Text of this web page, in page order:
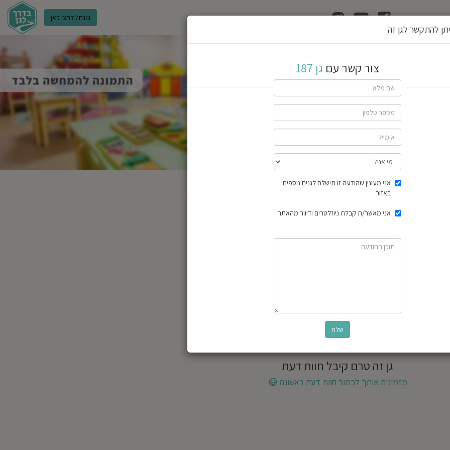
גננת? לחצי כאן
הוצאת רשיון גן
חוות דעת
גן זה טרם קיבל חוות דעת
מזמינים אותך לכתוב חוות דעת ראשונה 😃
להתקשר לגן זה
צור קשר עם גן 187
אני מעונין שהודעה זו תישלח לגנים נוספים
באזור
אני מאשר/ת קבלת ניוזלטרים ודיוור מהאתר